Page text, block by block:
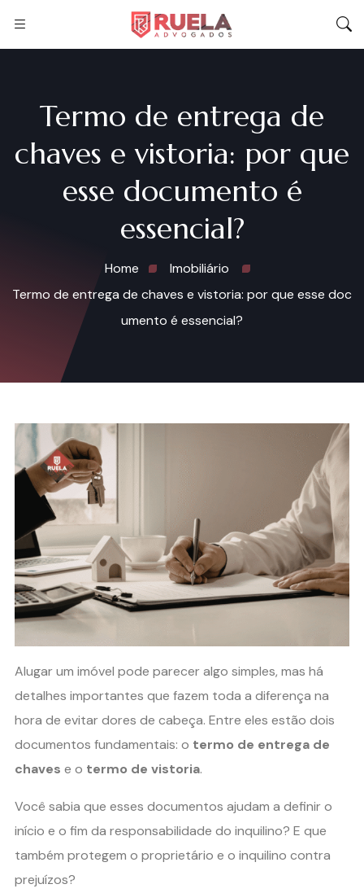
Termo de entrega de
chaves e vistoria: por que
esse documento é
essencial?
Home
Imobiliário
Termo de entrega de chaves e vistoria: por que esse doc
umento é essencial?
Alugar um imóvel pode parecer algo simples, mas há
detalhes importantes que fazem toda a diferença na
hora de evitar dores de cabeça. Entre eles estão dois
documentos fundamentais: o termo de entrega de
chaves e o termo de vistoria.
Você sabia que esses documentos ajudam a definir o
início e o fim da responsabilidade do inquilino? E que
também protegem o proprietário e o inquilino contra
prejuízos?